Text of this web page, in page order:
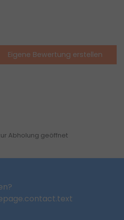
Eigene Bewertung erstellen
Abholung geöffnet